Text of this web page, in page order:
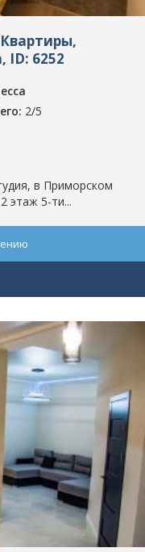
ID: 6252
2/5
в Приморском
этаж 5-ти...